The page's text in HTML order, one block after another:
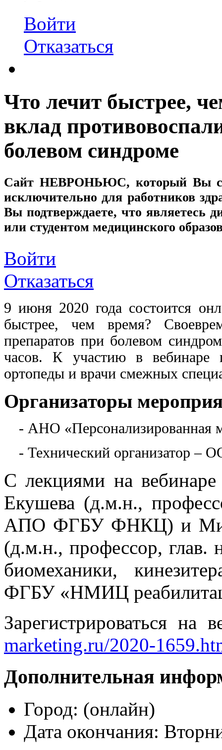
Войти
Отказаться
Что лечит быстрее,
вклад
болевом синдроме
Сайт НЕВРОНЬЮС, который Вы
исключительно для работников
Вы подтверждаете, что являетесь
или студентом медицинского
Войти
Отказаться
9 июня 2020 года состоится
быстрее, чем время?
препаратов при болевом
часов. К участию в вебинаре
ортопеды и врачи смежных
Организаторы
- АНО «Персонализированная
- Технический организатор –
С лекциями на вебинаре
Екушева (д.м.н.,
АПО ФГБУ ФНКЦ) и
(д.м.н., профессор, глав.
биомеханики,
ФГБУ «НМИЦ
Зарегистрироваться
marketing.ru/2020-
Дополнительная
Город: (онлайн)
Дата окончания: